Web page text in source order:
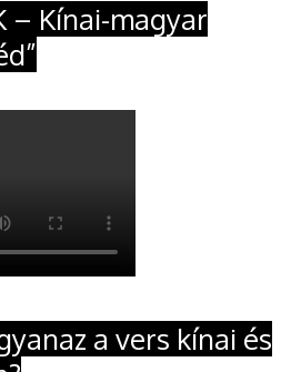
– Kínai-magyar
a vers kínai és